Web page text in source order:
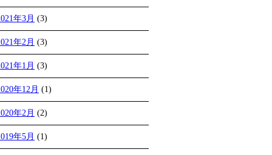
年3月 (3)
年2月 (3)
年1月 (3)
年12月 (1)
年2月 (2)
年5月 (1)